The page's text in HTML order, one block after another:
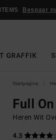
Bespaar
GRAFFIK
Startpagina
Full
Heren Wit
4.3